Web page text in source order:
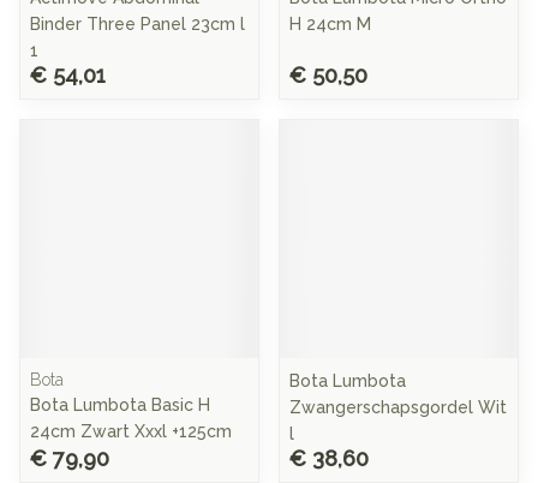
Binder Three Panel 23cm l
1
€ 54,01
H 24cm M
€ 50,50
Bota
Bota Lumbota Basic H
24cm Zwart Xxxl +125cm
€ 79,90
Bota Lumbota
Zwangerschapsgordel Wit
l
€ 38,60